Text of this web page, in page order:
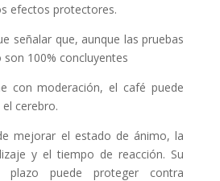
efectos protectores.
señalar que, aunque las pruebas
100% concluyentes
con moderación, el café puede
cerebro.
mejorar el estado de ánimo, la
y el tiempo de reacción. Su
plazo puede proteger contra